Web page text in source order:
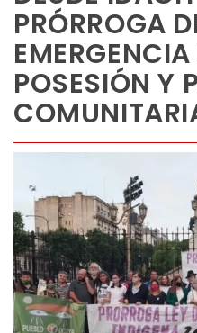
PRÓRROGA
POSESIÓN Y